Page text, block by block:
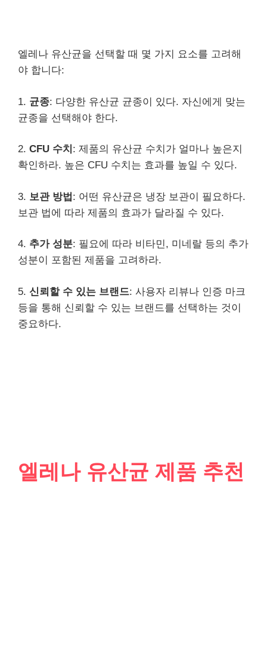
엘레나 유산균을 선택할 때 몇 가지 요소를 고려해
야 합니다:
1. 균종: 다양한 유산균 균종이 있다. 자신에게 맞는
균종을 선택해야 한다.
2. CFU 수치 : 제품의 유산균 수치가 얼마나 높은지
확인하라. 높은 CFU 수치는 효과를 높일 수 있다.
3. 보관 방법 : 어떤 유산균은 냉장 보관이 필요하다.
보관 법에 따라 제품의 효과가 달라질 수 있다.
4. 추가 성분: 필요에 따라 비타민, 미네랄 등의 추가
성분이 포함된 제품을 고려하라.
5. 신뢰할 수 있는 브랜드: 사용자 리뷰나 인증 마크
등을 통해 신뢰할 수 있는 브랜드를 선택하는 것이
중요하다.
엘레나 유산균 제품 추천